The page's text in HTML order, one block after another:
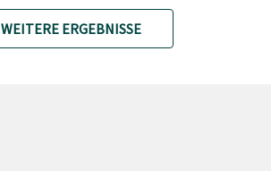
WEITERE ERGEBNISSE